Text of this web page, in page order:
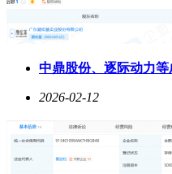
中鼎股份、逐际动力等
2026-02-12